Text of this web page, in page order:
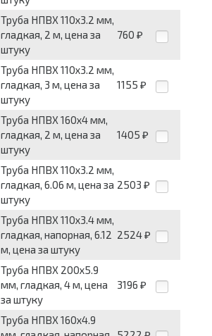
Труба НПВХ 110х3.2 мм,
гладкая, 2 м, цена за
штуку
760 ₽
Труба НПВХ 110х3.2 мм,
гладкая, 3 м, цена за
штуку
1155 ₽
Труба НПВХ 160х4 мм,
гладкая, 2 м, цена за
штуку
1405 ₽
Труба НПВХ 110х3.2 мм,
гладкая, 6.06 м, цена за
штуку
2503 ₽
Труба НПВХ 110х3.4 мм,
гладкая, напорная, 6.12
м, цена за штуку
2524 ₽
Труба НПВХ 200х5.9
мм, гладкая, 4 м, цена
за штуку
3196 ₽
Труба НПВХ 160х4.9